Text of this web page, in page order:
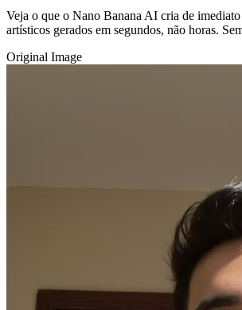
Veja o que o Nano Banana AI cria de
artísticos gerados em segundos, não horas.
Original Image